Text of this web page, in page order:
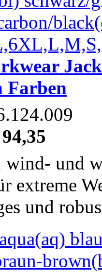
Farben
94,35
wind- und
extreme
und